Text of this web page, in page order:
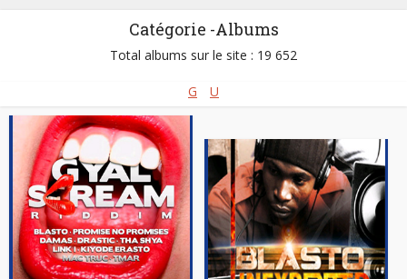
Catégorie -Albums
Total albums sur le site : 19 652
G U